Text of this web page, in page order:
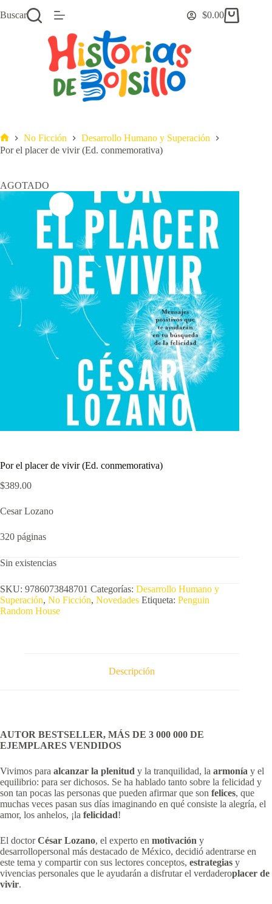
al
Buscar
Carro
$0.00
Inicio
No Ficción
Desarrollo Humano y Superación
Por el placer de vivir (Ed. conmemorativa)
AGOTADO
Por el placer de vivir (Ed. conmemorativa)
$389.00
Cesar Lozano
320 páginas
Sin existencias
SKU: 9786073848701 Categorías: Desarrollo Humano y
Superación, No Ficción, Novedades Etiqueta: Penguin
Random House
Descripción
AUTOR BESTSELLER, MÁS DE 3 000 000 DE
EJEMPLARES VENDIDOS
Vivimos para alcanzar la plenitud y la tranquilidad, la armonía y el
equilibrio: para ser dichosos. Se ha hablado tanto sobre la felicidad y
son tan pocas las personas que pueden afirmar que son felices, que
muchas veces pasan sus días imaginando en qué consiste la alegría, el
amor, los anhelos, ¡la felicidad!
El doctorCésar Lozano, el experto en motivación y
desarrollopersonal más destacado de México, decidió adentrarse en
este tema y compartir con sus lectores conceptos, estrategias y
vivencias personales que le ayudarán a disfrutar el verdaderoplacer de
vivir.